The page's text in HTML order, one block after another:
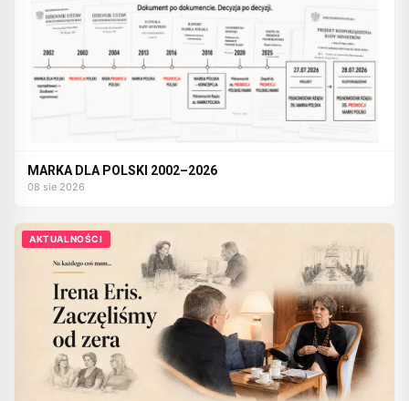
MARKA DLA POLSKI 2002–2026
08 sie 2026
AKTUALNOŚCI